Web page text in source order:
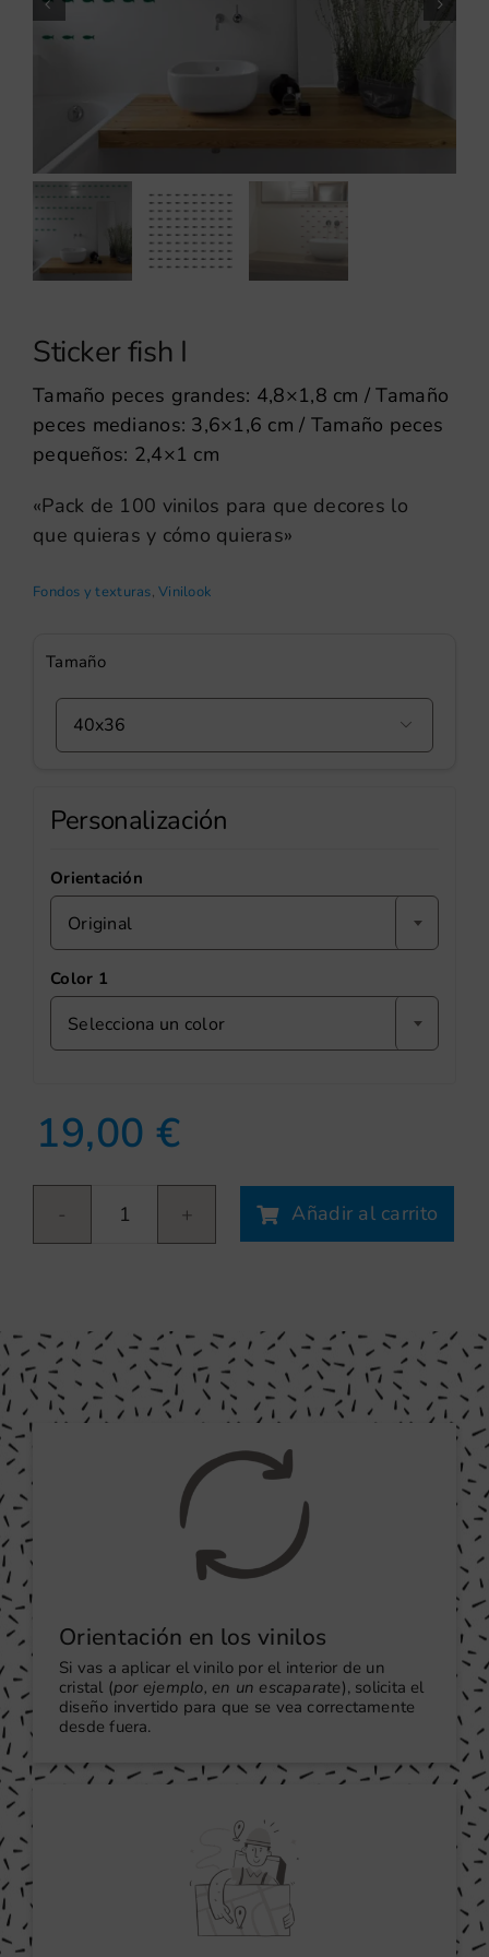
Sticker fish I
Tamaño peces grandes: 4,8×1,8 cm / Tamaño
peces medianos: 3,6×1,6 cm / Tamaño peces
pequeños: 2,4×1 cm
«Pack de 100 vinilos para que decores lo
que quieras y cómo quieras»
Fondos y texturas,Vinilook
Tamaño

Personalización
Orientación
Original
Color 1
Selecciona un color
19,00€
Sticker
Añadir al carrito
Orientación en los vinilos
Si vas a aplicar el vinilo por el interior de un
cristal (por ejemplo, en un escaparate), solicita el
diseño invertido para que se vea correctamente
desde fuera.